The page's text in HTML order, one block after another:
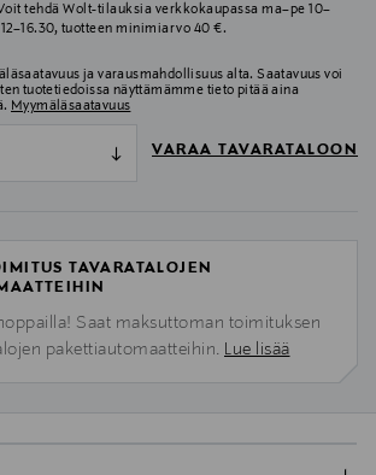
tehdä Wolt-tilauksia verkkokaupassa ma–pe 10–
tuotteen minimiarvo 40 €.
ja varausmahdollisuus alta. Saatavuus voi
tuotetiedoissa näyttämämme tieto pitää aina
Myymäläsaatavuus
VARAA TAVARATALOON
TAVARATALOJEN
Saat maksuttoman toimituksen
pakettiautomaatteihin. Lue lisää